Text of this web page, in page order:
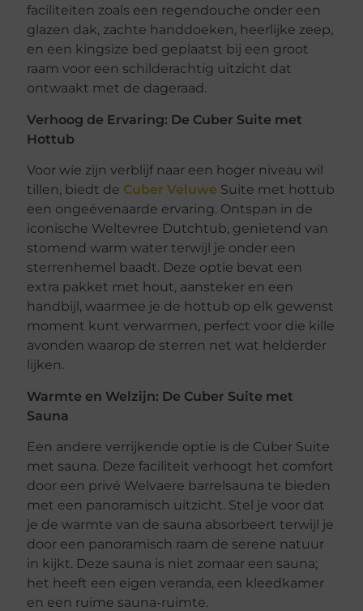
faciliteiten zoals een regendouche onder een
glazen dak, zachte handdoeken, heerlijke zeep,
en een kingsize bed geplaatst bij een groot
raam voor een schilderachtig uitzicht dat
ontwaakt met de dageraad.
Verhoog de Ervaring: De Cuber Suite met
Hottub
Voor wie zijn verblijf naar een hoger niveau wil
tillen, biedt de Cuber Veluwe Suite met hottub
een ongeëvenaarde ervaring. Ontspan in de
iconische Weltevree Dutchtub, genietend van
stomend warm water terwijl je onder een
sterrenhemel baadt. Deze optie bevat een
extra pakket met hout, aansteker en een
handbijl, waarmee je de hottub op elk gewenst
moment kunt verwarmen, perfect voor die kille
avonden waarop de sterren net wat helderder
lijken.
Warmte en Welzijn: De Cuber Suite met
Sauna
Een andere verrijkende optie is de Cuber Suite
met sauna. Deze faciliteit verhoogt het comfort
door een privé Welvaere barrelsauna te bieden
met een panoramisch uitzicht. Stel je voor dat
je de warmte van de sauna absorbeert terwijl je
door een panoramisch raam de serene natuur
in kijkt. Deze sauna is niet zomaar een sauna;
het heeft een eigen veranda, een kleedkamer
en een ruime sauna-ruimte.